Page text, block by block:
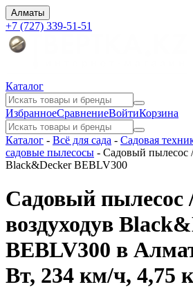
Алматы
+7 (727) 339-51-51
Каталог
ИзбранноеСравнениеВойтиКорзина
Каталог - Всё для сада - Садовая
садовые пылесосы - Садовый пылесос
Black&Decker BEBLV300
Садовый пылесос
воздуходув
BEBLV300 в
Вт, 234 км/ч, 4,75